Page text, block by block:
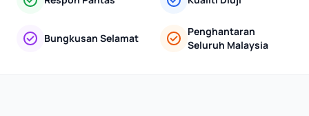
Bungkusan Selamat
Penghantaran
Seluruh Malaysia